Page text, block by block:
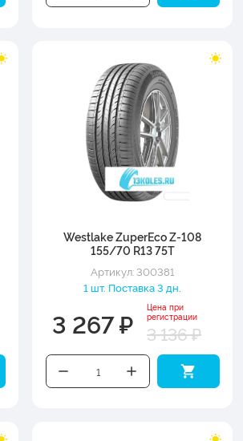
Westlake ZuperEco Z-108
155/70 R13 75T
Артикул: 300381
1 шт. Поставка 3 дн.
3 267 ₽
Цена при
регистрации
3 136 ₽